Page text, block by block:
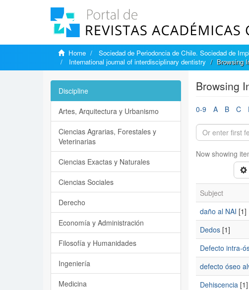
Home
Sociedad de Periodoncia de Chile. Sociedad de
International journal of interdisciplinary dentistry
Browsing
Browsing
0-9 A B C
Now showing
Subject
daño al NAI [1]
Dedos[1]
Defecto intra-
defecto óseo
Dehiscencia[1]
Discipline
Artes, Arquitectura y Urbanismo
Ciencias Agrarias, Forestales y
Veterinarias
Ciencias Exactas y Naturales
Ciencias Sociales
Derecho
Economía y Administración
Filosofía y Humanidades
Ingeniería
Medicina